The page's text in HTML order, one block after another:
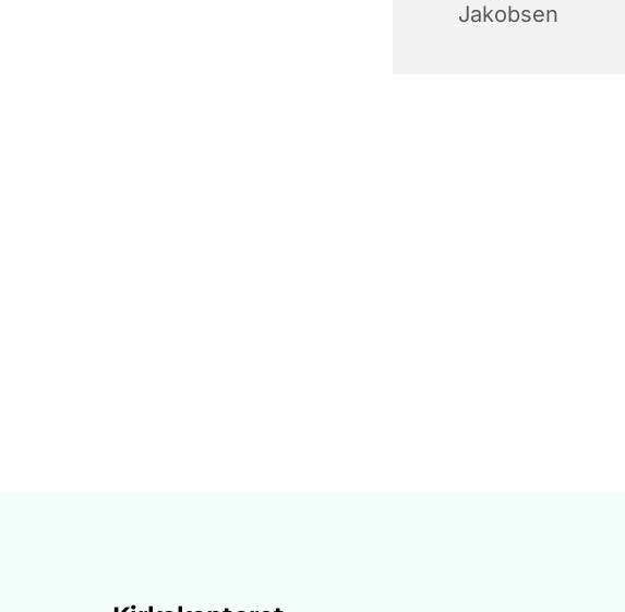
Jakobsen